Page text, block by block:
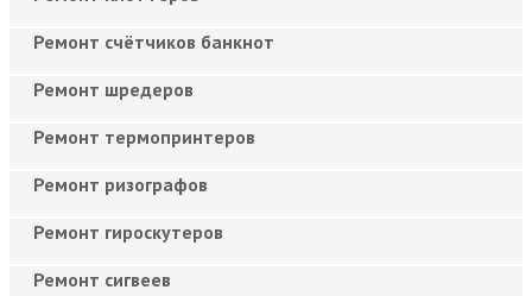
Ремонт счётчиков банкнот
Ремонт шредеров
Ремонт термопринтеров
Ремонт ризографов
Ремонт гироскутеров
Ремонт сигвеев